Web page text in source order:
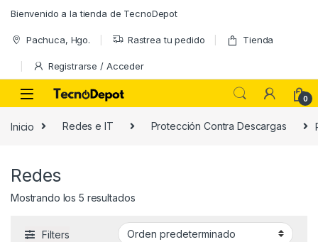
Bienvenido a la tienda de TecnoDepot
Pachuca, Hgo. Rastrea tu pedido Tienda
Registrarse / Acceder
0
Inicio Redes e IT Protección Contra Descargas
Redes
Mostrando los 5 resultados
Filters